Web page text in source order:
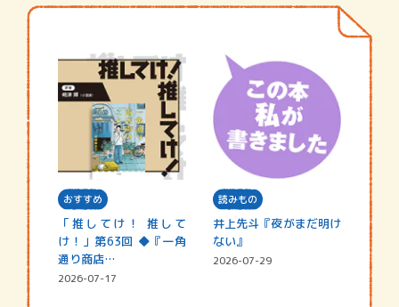
おすすめ
「推してけ！ 推して
け！」第63回 ◆『一角
通り商店…
2026-07-17
読みもの
井上先斗『夜がまだ明け
ない』
2026-07-29